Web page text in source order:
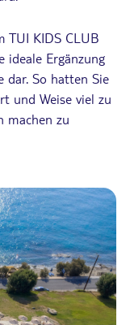
TUI KIDS CLUB
ideale Ergänzung
dar. So hatten Sie
und Weise viel zu
machen zu